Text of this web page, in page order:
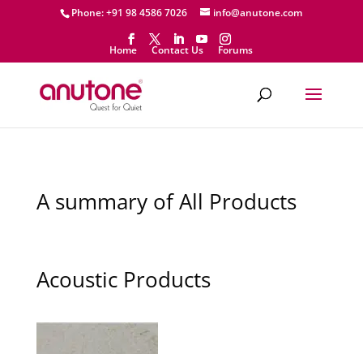
Phone: +91 98 4586 7026 info@anutone.com
Home Contact Us Forums
A summary of All Products
Acoustic Products